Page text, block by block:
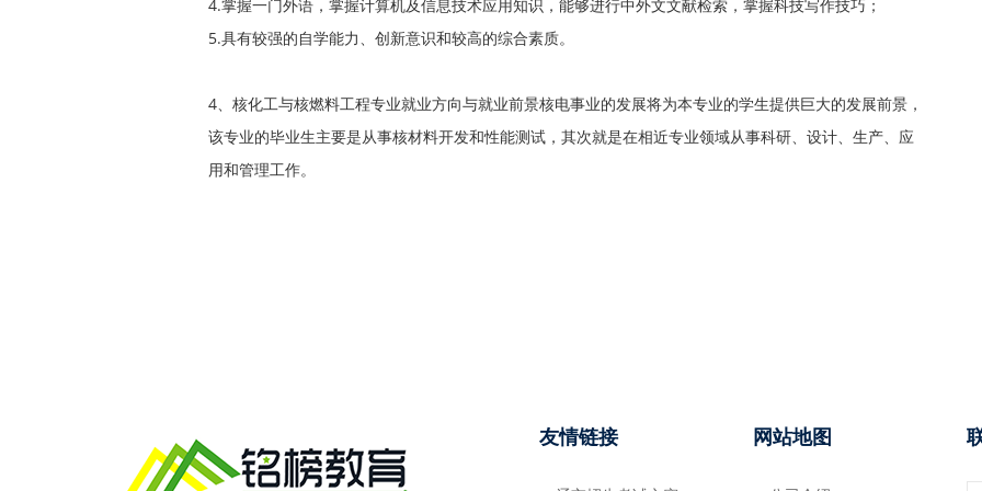
4.掌握一门外语，掌握计算机及信息技术应用知识，能够进行中外文文献检索，掌握科技写作技巧；
5.具有较强的自学能力、创新意识和较高的综合素质。
4、核化工与核燃料工程专业就业方向与就业前景核电事业的发展将为本专业的学生提供巨大的发展前景，
该专业的毕业生主要是从事核材料开发和性能测试，其次就是在相近专业领域从事科研、设计、生产、应
用和管理工作。
友情链接 网站地图